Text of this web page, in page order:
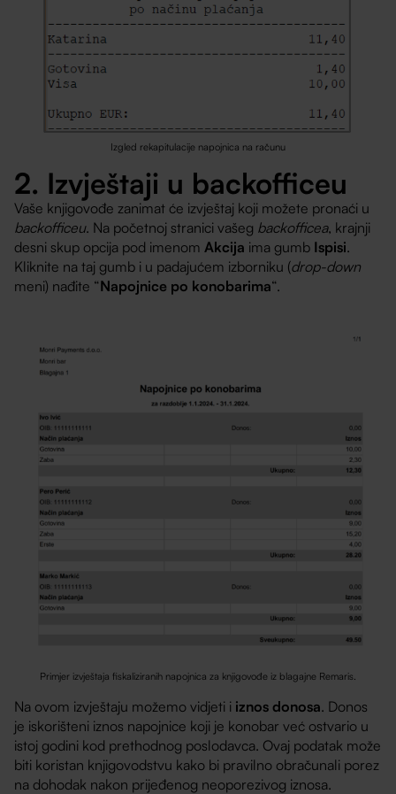
Izgled rekapitulacije napojnica na računu
2. Izvještaji u backofficeu
Vaše knjigovođe zanimat će izvještaj koji možete pronaći u
backofficeu. Na početnoj stranici vašeg backofficea, krajnji
desni skup opcija pod imenomAkcija ima gumb Ispisi.
Kliknite na taj gumb i u padajućem izborniku (drop-down
meni) nađite “Napojnice po konobarima“.
Primjer izvještaja fiskaliziranih napojnica za knjigovođe iz blagajne Remaris.
Na ovom izvještaju možemo vidjeti i iznos donosa. Donos
je iskorišteni iznos napojnice koji je konobar već ostvario u
istoj godini kod prethodnog poslodavca. Ovaj podatak može
biti koristan knjigovodstvu kako bi pravilno obračunali porez
na dohodak nakon prijeđenog neoporezivog iznosa.